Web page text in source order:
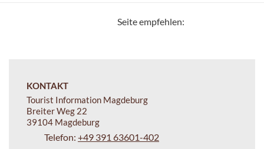
Seite empfehlen:
KONTAKT
Tourist Information Magdeburg
Breiter Weg 22
39104 Magdeburg
Telefon: +49 391 63601-402